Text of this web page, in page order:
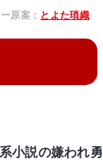
原案： とよた瑣織
小説の嫌われ勇